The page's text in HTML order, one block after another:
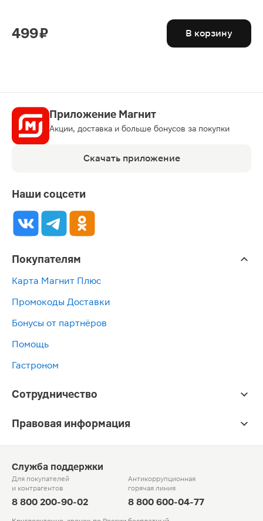
499 ₽ В корзину
Приложение Магнит
Акции, доставка и больше бонусов за покупки
Скачать приложение
Наши соцсети
Покупателям
Карта Магнит Плюс
Промокоды Доставки
Бонусы от партнёров
Помощь
Гастроном
Сотрудничество
Правовая информация
Служба поддержки
Для покупателей
и контрагентов
8 800 200-90-02
Антикоррупционная
горячая линия
8 800 600-04-77